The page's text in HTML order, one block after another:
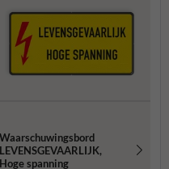
Waarschuwingsbord
LEVENSGEVAARLIJK,
Hoge spanning